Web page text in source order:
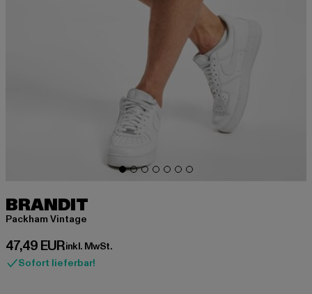
BRANDIT
Packham Vintage
47,49 EUR
Derzeitiger Preis: 47,49 EUR
inkl. MwSt.
Sofort lieferbar!